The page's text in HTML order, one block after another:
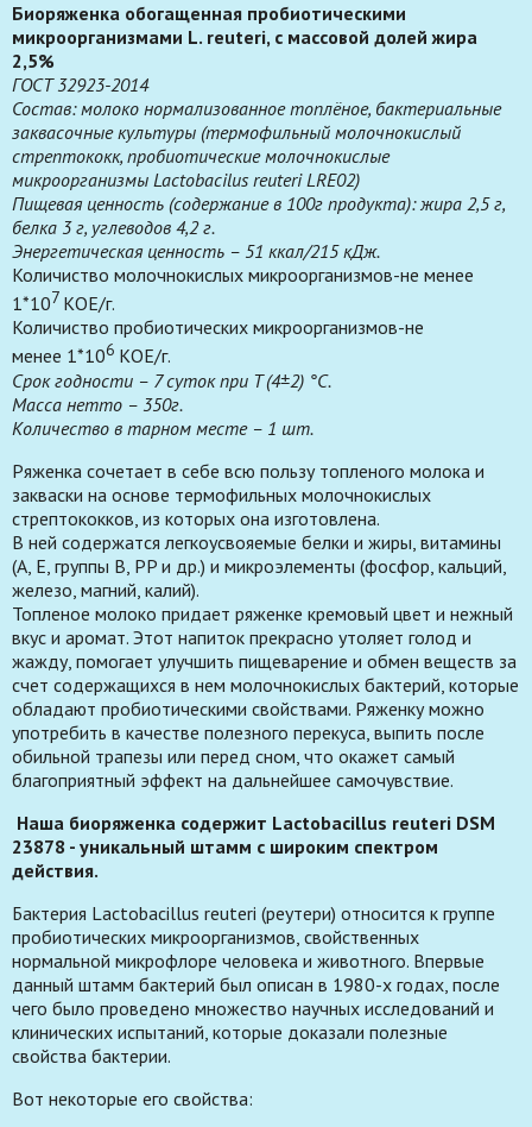
Биоряженка обогащенная пробиотическими
микроорганизмами L. reuteri, с массовой долей жира
2,5%
ГОСТ 32923-2014
Состав: молоко нормализованное топлёное, бактериальные
заквасочные культуры (термофильный молочнокислый
стрептококк, пробиотические молочнокислые
микроорганизмы Lactobacilus reuteri LRE02)
Пищевая ценность (содержание в 100г продукта): жира 2,5 г,
белка 3 г, углеводов 4,2 г.
Энергетическая ценность – 51 ккал/215 кДж.
Количиство молочнокислых микроорганизмов-не менее
1*107 КОЕ/г.
Количиство пробиотических микроорганизмов-не
менее 1*106 КОЕ/г.
Срок годности – 7 суток при T (4±2) °С.
Масса нетто – 350г.
Количество в тарном месте – 1 шт.
Ряженка сочетает в себе всю пользу топленого молока и
закваски на основе термофильных молочнокислых
стрептококков, из которых она изготовлена.
В ней содержатся легкоусвояемые белки и жиры, витамины
(А, Е, группы В, PP и др.) и микроэлементы (фосфор, кальций,
железо, магний, калий).
Топленое молоко придает ряженке кремовый цвет и нежный
вкус и аромат. Этот напиток прекрасно утоляет голод и
жажду, помогает улучшить пищеварение и обмен веществ за
счет содержащихся в нем молочнокислых бактерий, которые
обладают пробиотическими свойствами. Ряженку можно
употребить в качестве полезного перекуса, выпить после
обильной трапезы или перед сном, что окажет самый
благоприятный эффект на дальнейшее самочувствие.
Наша биоряженка содержит Lactobacillus reuteri DSM
23878 - уникальный штамм с широким спектром
действия.
Бактерия Lactobacillus reuteri (реутери) относится к группе
пробиотических микроорганизмов, свойственных
нормальной микрофлоре человека и животного. Впервые
данный штамм бактерий был описан в 1980-х годах, после
чего было проведено множество научных исследований и
клинических испытаний, которые доказали полезные
свойства бактерии.
Вот некоторые его свойства: